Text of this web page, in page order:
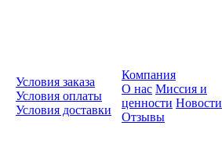
Условия заказа
Условия оплаты
Условия доставки
Компания
О нас Миссия и
ценности Новости
Отзывы